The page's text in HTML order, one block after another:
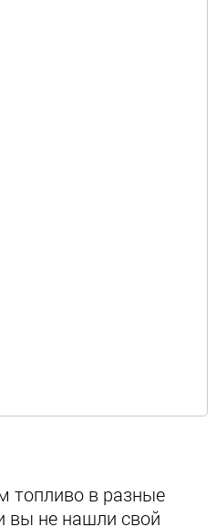
топливо в разные
вы не нашли свой